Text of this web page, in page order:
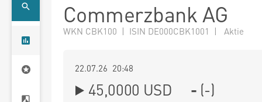
Commerzbank AG
WKN CBK100 | ISIN DE000CBK1001 | Aktie
22.07.26 20:48
45,0000 USD - (-)